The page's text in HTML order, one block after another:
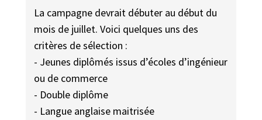
La campagne devrait débuter au début du
mois de juillet. Voici quelques uns des
critères de sélection :
- Jeunes diplômés issus d’écoles d’ingénieur
ou de commerce
- Double diplôme
- Langue anglaise maitrisée